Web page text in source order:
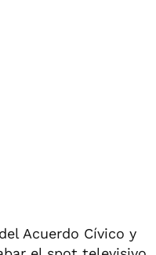
Acuerdo Cívico y